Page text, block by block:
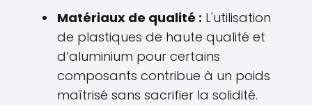
Matériaux de qualité : L'utilisation
de plastiques de haute qualité et
d’aluminium pour certains
composants contribue à un poids
maîtrisé sans sacrifier la solidité.